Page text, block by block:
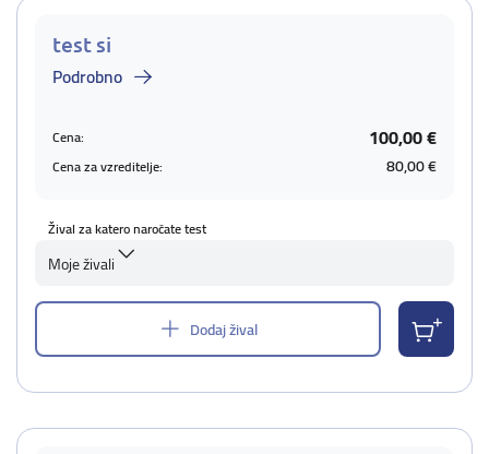
test si
Podrobno
Cena: 100,00 €
Cena za vzreditelje: 80,00 €
Žival za katero naročate test
Moje živali
Dodaj žival